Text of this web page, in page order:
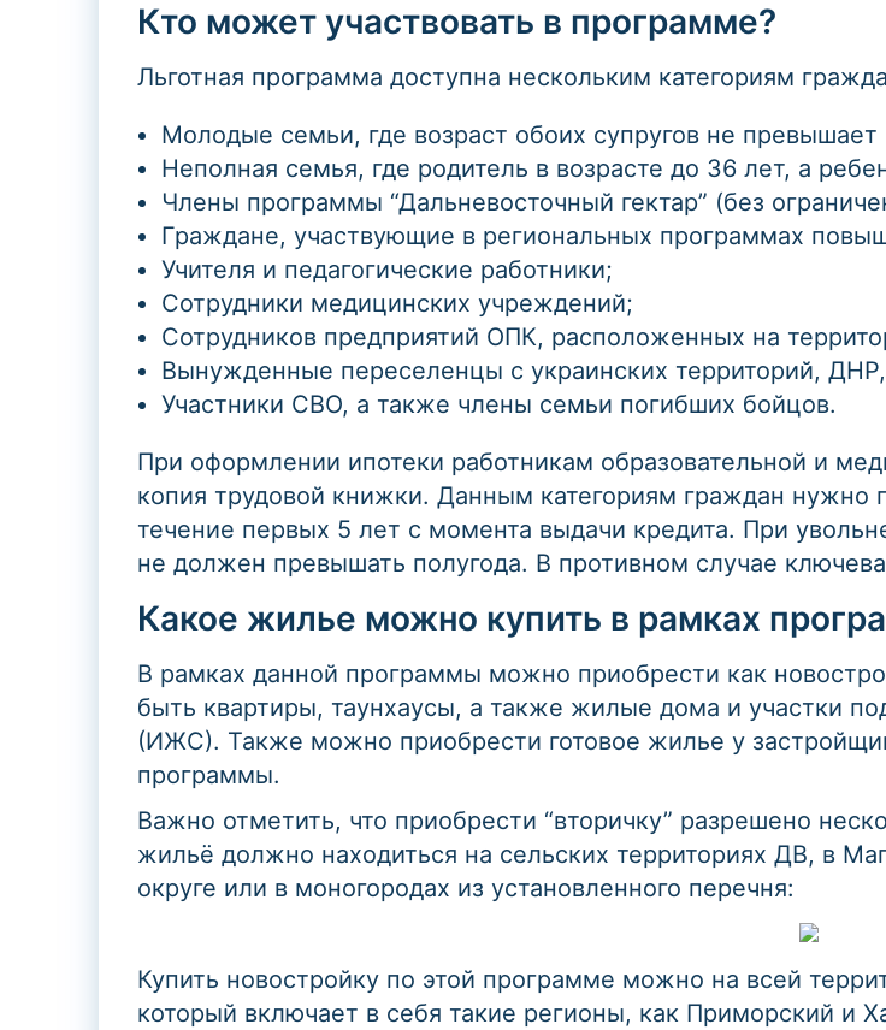
Кто может участвовать в программе?
Льготная программа доступна нескольким категориям
Молодые семьи, где возраст обоих супругов не
Неполная семья, где родитель в возрасте до 36 лет, а
Члены программы “Дальневосточный гектар” (без
Граждане, участвующие в региональных программах
Учителя и педагогические работники;
Сотрудники медицинских учреждений;
Сотрудников предприятий ОПК, расположенных на
Вынужденные переселенцы с украинских территорий,
Участники СВО, а также члены семьи погибших бойцов.
При оформлении ипотеки работникам образовательной и
копия трудовой книжки. Данным категориям граждан нужно
течение первых 5 лет с момента выдачи кредита. При
не должен превышать полугода. В противном случае
Какое жилье можно купить в рамках
В рамках данной программы можно приобрести как
быть квартиры, таунхаусы, а также жилые дома и участки
(ИЖС). Также можно приобрести готовое жилье у
программы.
Важно отметить, что приобрести “вторичку” разрешено
жильё должно находиться на сельских территориях ДВ, в
округе или в моногородах из установленного перечня:
Купить новостройку по этой программе можно на всей
который включает в себя такие регионы, как Приморский и